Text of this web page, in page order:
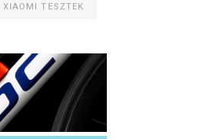
XIAOMI TESZTEK